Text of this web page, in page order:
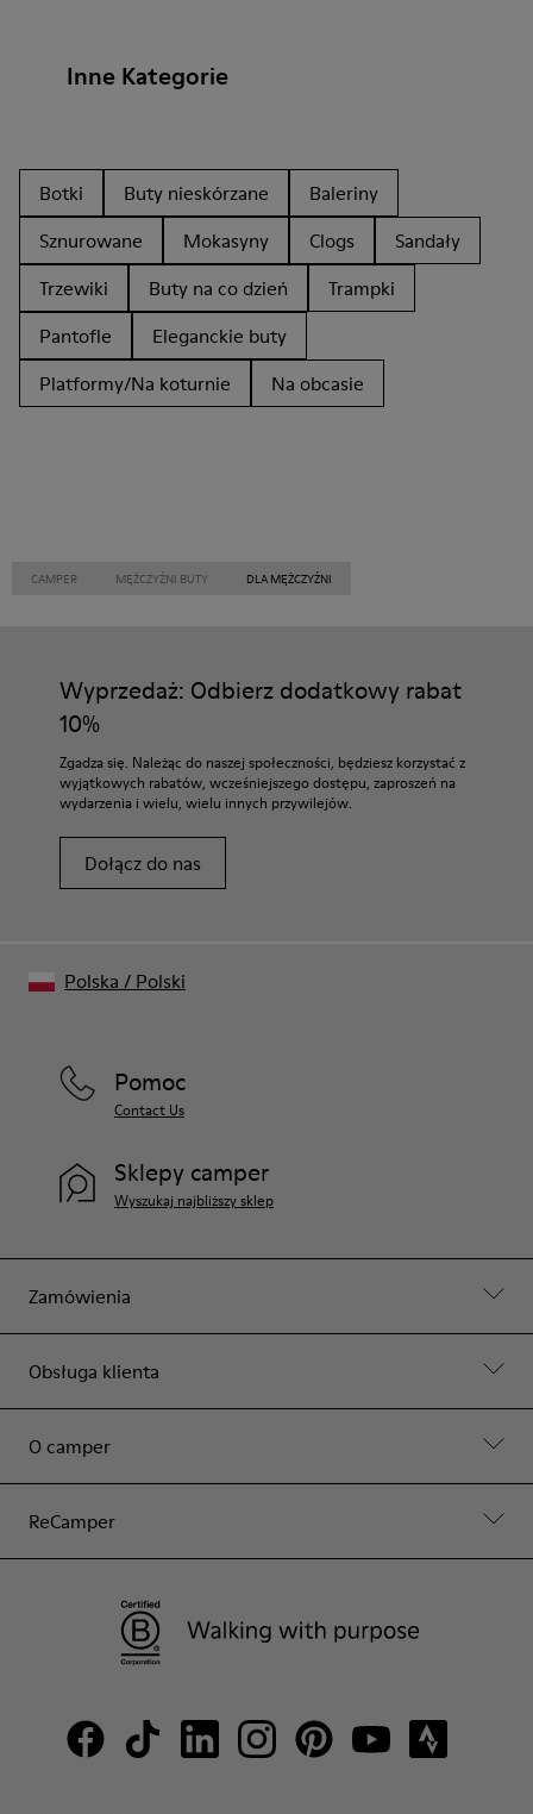
Inne Kategorie
Botki Buty nieskórzane
Baleriny
Sznurowane
Mokasyny Clogs
Sandały
Trzewiki
Buty na co dzień
Trampki
Pantofle
Eleganckie buty
Platformy/Na koturnie
Na obcasie
CAMPER MĘŻCZYŹNI BUTY DLA MĘŻCZYŹNI
Wyprzedaż: Odbierz dodatkowy rabat
10%
Zgadza się. Należąc do naszej społeczności, będziesz korzystać z
wyjątkowych rabatów, wcześniejszego dostępu, zaproszeń na
wydarzenia i wielu, wielu innych przywilejów.
Dołącz do nas
Zamówienia
Obsługa klienta
O camper
ReCamper
Pomoc
Contact Us
Sklepy camper
Wyszukaj najbliższy sklep
Polska / Polski